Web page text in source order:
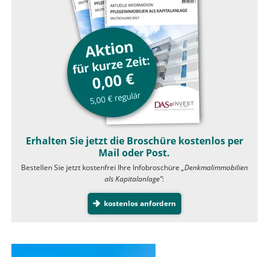
Erhalten Sie jetzt die Broschüre kostenlos per
Mail oder Post.
Bestellen Sie jetzt kostenfrei Ihre Infobroschüre „Denkmalimmobilien
als Kapitalanlage”:
kostenlos anfordern